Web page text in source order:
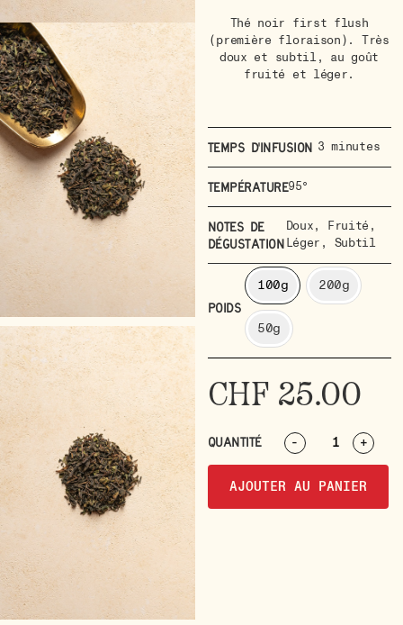
Thé noir first flush
(première floraison). Très
doux et subtil, au goût
fruité et léger.
Temps d'infusion 3 minutes
Température95°
Notes de
dégustation
Doux, Fruité ,
Léger , Subtil
POIDS
100g 200g
50g
CHF 25.00
QUANTITÉ - +
AJOUTER AU PANIER